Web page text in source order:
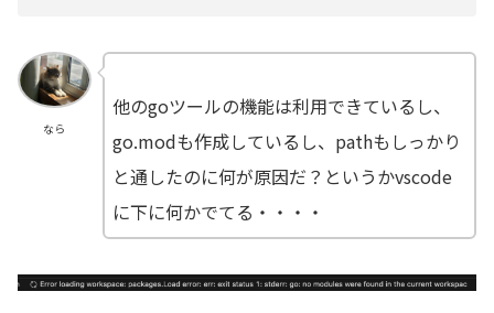
なら
他のgoツールの機能は利用できているし、
go.modも作成しているし、pathもしっかり
と通したのに何が原因だ？というかvscode
に下に何かでてる・・・・